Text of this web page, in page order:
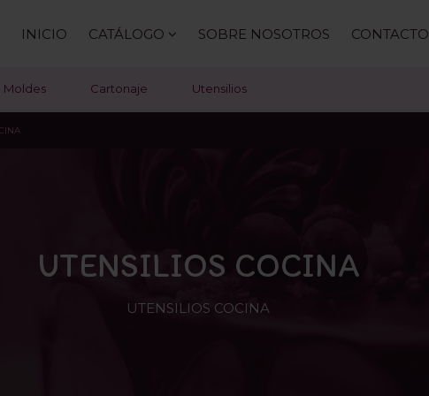
INICIO CATÁLOGO SOBRE NOSOTROS CONTACTO
Moldes Cartonaje Utensilios
UTENSILIOS COCINA
UTENSILIOS COCINA